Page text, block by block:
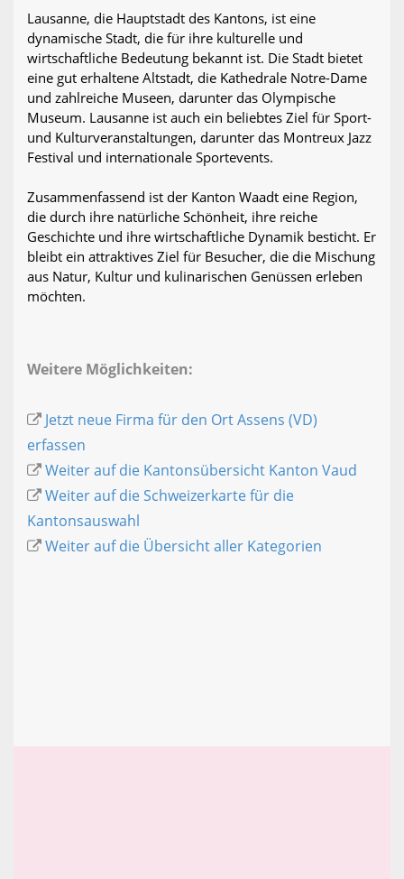
Lausanne, die Hauptstadt des Kantons, ist eine
dynamische Stadt, die für ihre kulturelle und
wirtschaftliche Bedeutung bekannt ist. Die Stadt bietet
eine gut erhaltene Altstadt, die Kathedrale Notre-Dame
und zahlreiche Museen, darunter das Olympische
Museum. Lausanne ist auch ein beliebtes Ziel für Sport-
und Kulturveranstaltungen, darunter das Montreux Jazz
Festival und internationale Sportevents.
Zusammenfassend ist der Kanton Waadt eine Region,
die durch ihre natürliche Schönheit, ihre reiche
Geschichte und ihre wirtschaftliche Dynamik besticht. Er
bleibt ein attraktives Ziel für Besucher, die die Mischung
aus Natur, Kultur und kulinarischen Genüssen erleben
möchten.
Weitere Möglichkeiten:
Jetzt neue Firma für den Ort Assens (VD)
erfassen
Weiter auf die Kantonsübersicht Kanton Vaud
Weiter auf die Schweizerkarte für die
Kantonsauswahl
Weiter auf die Übersicht aller Kategorien